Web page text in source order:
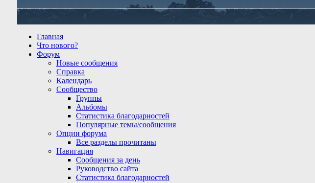
Главная
Что нового?
Форум
Новые сообщения
Справка
Календарь
Сообщество
Группы
Альбомы
Статистика благодарностей
Популярные темы/сообщения
Опции форума
Все разделы прочитаны
Навигация
Сообщения за день
Руководство сайта
Статистика благодарностей